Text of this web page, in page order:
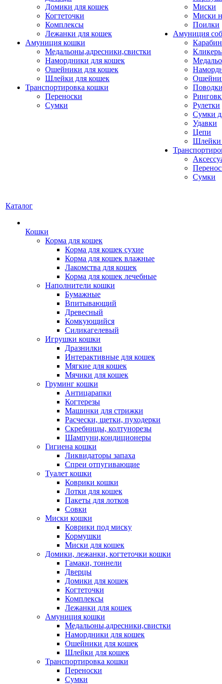
Домики для кошек
Когтеточки
Комплексы
Лежанки для кошек
Амуниция кошки
Медальоны,адресники,свистки
Намордники для кошек
Ошейники для кошек
Шлейки для кошек
Транспортировка кошки
Переноски
Сумки
Миски
Миски
Поилки
Амуниция
Рулетки
Сумки
Удавки
Цепи
Шлейки
Сумки
Каталог
Кошки
Корма для кошек
Корма для кошек сухие
Корма для кошек влажные
Лакомства для кошек
Корма для кошек лечебные
Наполнители кошки
Бумажные
Впитывающий
Древесный
Комкующийся
Силикагелевый
Игрушки кошки
Дразнилки
Интерактивные для кошек
Мягкие для кошек
Мячики для кошек
Груминг кошки
Антицарапки
Когтерезы
Машинки для стрижки
Расчески, щетки, пуходерки
Скребницы, колтунорезы
Шампуни,кондиционеры
Гигиена кошки
Ликвидаторы запаха
Спреи отпугивающие
Туалет кошки
Коврики кошки
Лотки для кошек
Пакеты для лотков
Совки
Миски кошки
Коврики под миску
Кормушки
Миски для кошек
Домики, лежанки, когтеточки кошки
Гамаки, тоннели
Дверцы
Домики для кошек
Когтеточки
Комплексы
Лежанки для кошек
Амуниция кошки
Медальоны,адресники,свистки
Намордники для кошек
Ошейники для кошек
Шлейки для кошек
Транспортировка кошки
Переноски
Сумки